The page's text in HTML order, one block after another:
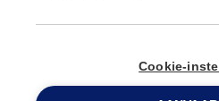
Conditions générales
Cookie-